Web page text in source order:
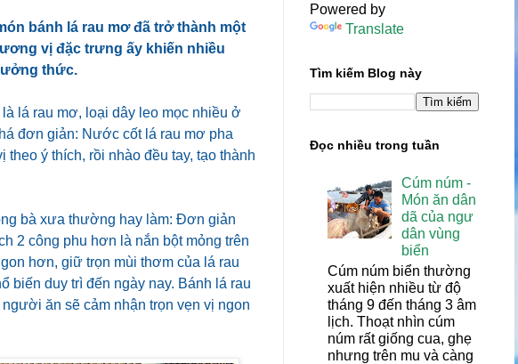
bánh lá rau mơ đã trở thành một
vị đặc trưng ấy khiến nhiều
thức.
lá rau mơ, loại dây leo mọc nhiều ở
đơn giản: Nước cốt lá rau mơ pha
theo ý thích, rồi nhào đều tay, tạo thành
bà xưa thường hay làm: Ðơn giản
2 công phu hơn là nắn bột mỏng trên
hơn, giữ trọn mùi thơm của lá rau
biến duy trì đến ngày nay. Bánh lá rau
ăn sẽ cảm nhận trọn vẹn vị ngon
Powered by
Translate
Tìm kiếm Blog này
Đọc nhiều trong tuần
Cúm núm -
Món ăn dân
dã của ngư
dân vùng
biển
Cúm núm biển thường
xuất hiện nhiều từ độ
tháng 9 đến tháng 3 âm
lịch. Thoạt nhìn cúm
núm rất giống cua, ghẹ
nhưng trên mu và càng